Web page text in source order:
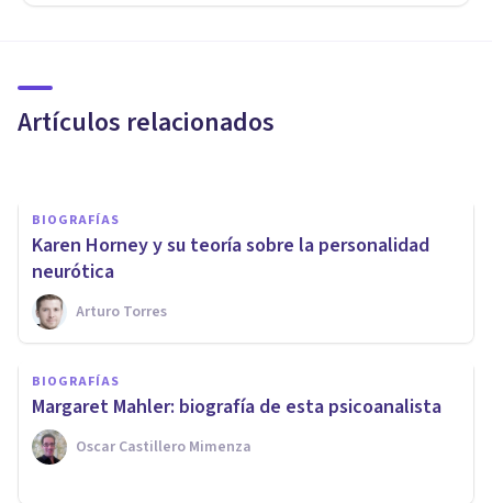
Artículos relacionados
humores, de Hipócrates
BIOGRAFÍAS
Karen Horney y su teoría sobre la personalidad
neurótica
Arturo Torres
BIOGRAFÍAS
Margaret Mahler: biografía de esta psicoanalista
Oscar Castillero Mimenza
PSICOLOGÍA
Análisis Transaccional: la
teoría propuesta por Eric
Berne